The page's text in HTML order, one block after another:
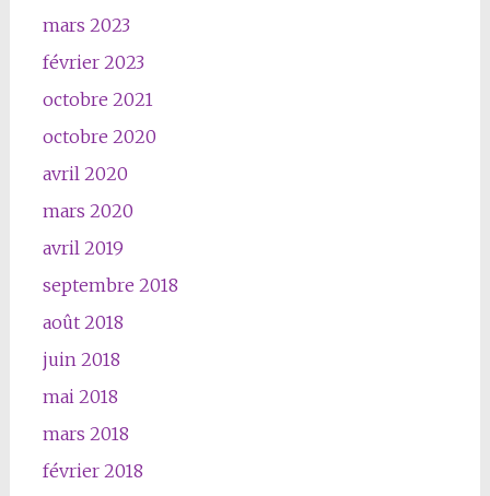
mars 2023
février 2023
octobre 2021
octobre 2020
avril 2020
mars 2020
avril 2019
septembre 2018
août 2018
juin 2018
mai 2018
mars 2018
février 2018